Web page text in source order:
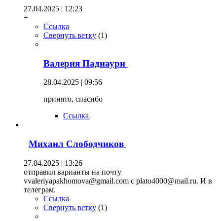
27.04.2025 | 12:23
+
Ссылка
Свернуть ветку (1)
Валерия Падиаури
28.04.2025 | 09:56
принято, спасибо
Ссылка
Михаил Слободчиков
27.04.2025 | 13:26
отправил варианты на почту
vvaleriyapakhomova@gmail.com с plato4000@mail.ru. И в
телеграм.
Ссылка
Свернуть ветку (1)